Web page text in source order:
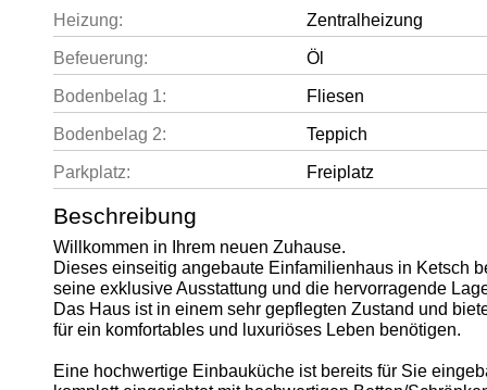
Heizung: Zentralheizung
Befeuerung: Öl
Bodenbelag 1: Fliesen
Bodenbelag 2: Teppich
Parkplatz: Freiplatz
Beschreibung
Willkommen in Ihrem neuen Zuhause.
Dieses einseitig angebaute Einfamilienhaus in Ketsch
seine exklusive Ausstattung und die hervorragende
Das Haus ist in einem sehr gepflegten Zustand und
für ein komfortables und luxuriöses Leben benötigen.
Eine hochwertige Einbauküche ist bereits für Sie